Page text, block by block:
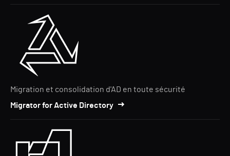
Migration et consolidation d'AD en toute sécurité
Migrator for Active Directory